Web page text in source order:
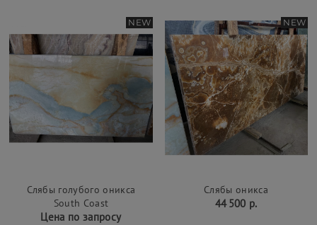
Слябы голубого оникса
South Coast
Цена по запросу
NEW
Слябы оникса
44 500 р.
NEW